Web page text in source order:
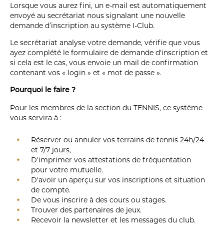
Lorsque vous aurez fini, un e-mail est automatiquement
envoyé au secrétariat nous signalant une nouvelle
demande d’inscription au système I-Club.
Le secrétariat analyse votre demande, vérifie que vous
ayez complété le formulaire de demande d'inscription et
si cela est le cas, vous envoie un mail de confirmation
contenant vos « login » et « mot de passe ».
Pourquoi le faire ?
Pour les membres de la section du TENNIS, ce système
vous servira à :
Réserver ou annuler vos terrains de tennis 24h/24
et 7/7 jours,
D'imprimer vos attestations de fréquentation
pour votre mutuelle.
D'avoir un aperçu sur vos inscriptions et situation
de compte.
De vous inscrire à des cours ou stages.
Trouver des partenaires de jeux.
Recevoir la newsletter et les messages du club.